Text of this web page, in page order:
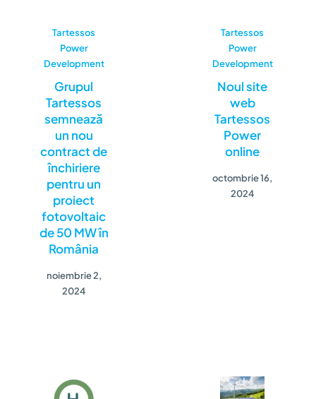
Tartessos
Power
Development
Grupul
Tartessos
semnează
un nou
contract de
închiriere
pentru un
proiect
fotovoltaic
de 50 MW în
România
noiembrie 2,
2024
Tartessos
Power
Development
Noul site
web
Tartessos
Power
online
octombrie 16,
2024